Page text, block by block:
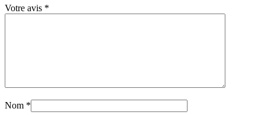
Votre avis *
Nom *